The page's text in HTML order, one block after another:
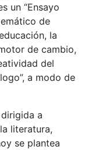
un “Ensayo
de
la
de cambio,
del
a modo de
a
literatura,
se plantea